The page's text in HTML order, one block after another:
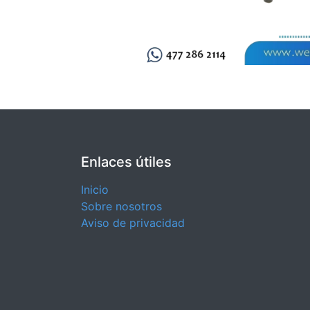
Enlaces útiles
Inicio
Sobre nosotros
Aviso de privacidad